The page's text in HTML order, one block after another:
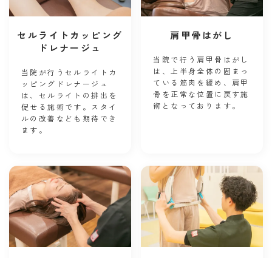
セルライトカッピング
ドレナージュ
当院が行うセルライトカ
ッピングドレナージュ
は、セルライトの排出を
促せる施術です。スタイ
ルの改善なども期待でき
ます。
肩甲骨はがし
当院で行う肩甲骨はがし
は、上半身全体の固まっ
ている筋肉を緩め、肩甲
骨を正常な位置に戻す施
術となっております。